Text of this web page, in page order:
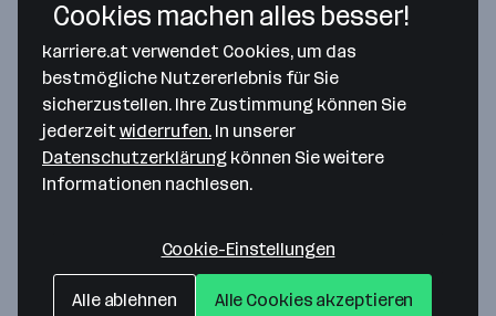
Wolfernstr. 43
4400 Steyr— Route berechnen
Website
Ansprechperson
Cookies machen alles besser!
karriere.at verwendet Cookies, um das
bestmögliche Nutzererlebnis für Sie
sicherzustellen. Ihre Zustimmung können Sie
jederzeitwiderrufen. In unserer
Datenschutzerklärung können Sie weitere
Informationen nachlesen.
Cookie-Einstellungen
Alle ablehnen Alle Cookies akzeptieren